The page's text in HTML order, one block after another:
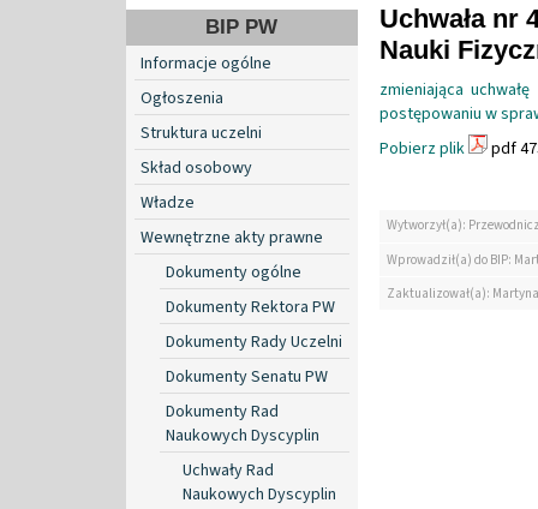
BIP PW
Informacje ogólne
Ogłoszenia
Struktura uczelni
Skład osobowy
Władze
Wewnętrzne akty prawne
Dokumenty ogólne
Dokumenty Rektora PW
Dokumenty Rady Uczelni
Dokumenty Senatu PW
Dokumenty Rad
Naukowych Dyscyplin
Uchwały Rad
Naukowych Dyscyplin
Uchwała nr
Nauki
zmieniająca
postępowaniu w
Pobierz plik
pdf
Wytworzył(a):
Wprowadził(a) do BIP:
Zaktualizował(a):